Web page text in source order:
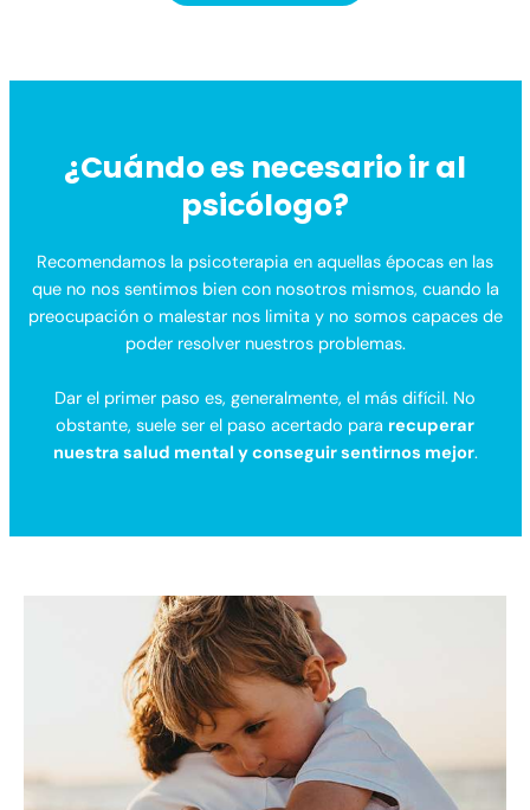
¿Cuándo es necesario ir al
psicólogo?
Recomendamos la psicoterapia en aquellas épocas en las
que no nos sentimos bien con nosotros mismos, cuando la
preocupación o malestar nos limita y no somos capaces de
poder resolver nuestros problemas.
Dar el primer paso es, generalmente, el más difícil. No
obstante, suele ser el paso acertado para recuperar
nuestra salud mental y conseguir sentirnos mejor.